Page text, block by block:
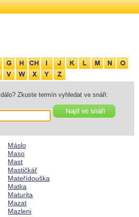
Zkuste termín vyhledat ve snáři:
Máslo
Maso
Mast
Mastičkář
Mateřídouška
Matka
Maturita
Mazat
Mazleni